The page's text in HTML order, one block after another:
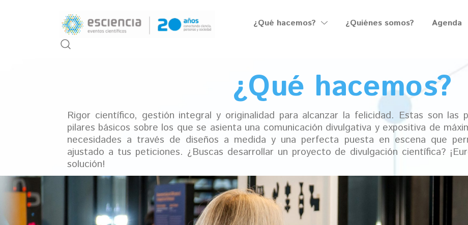
¿Qué hacemos? ¿Quiénes somos? Agenda
¿Qué hacemos?
Rigor científico, gestión integral y originalidad para alcanzar la felicidad. Estas son las
pilares básicos sobre los que se asienta una comunicación divulgativa y expositiva de
necesidades a través de diseños a medida y una perfecta puesta en escena que
ajustado a tus peticiones. ¿Buscas desarrollar un proyecto de divulgación científica?
solución!